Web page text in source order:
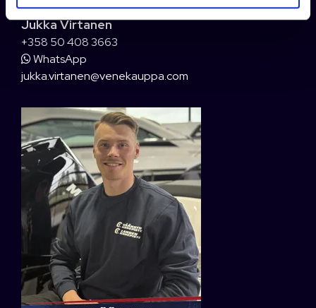
Jukka Virtanen
+358 50 408 3663
WhatsApp
jukka.virtanen@venekauppa.com